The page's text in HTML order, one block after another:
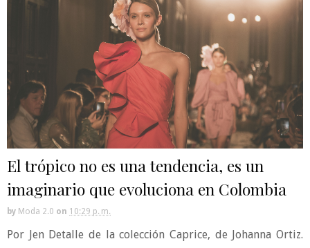
El trópico no es una tendencia, es un
imaginario que evoluciona en Colombia
by Moda 2.0 on 10:29 p. m.
Por Jen Detalle de la colección Caprice, de Johanna Ortiz.